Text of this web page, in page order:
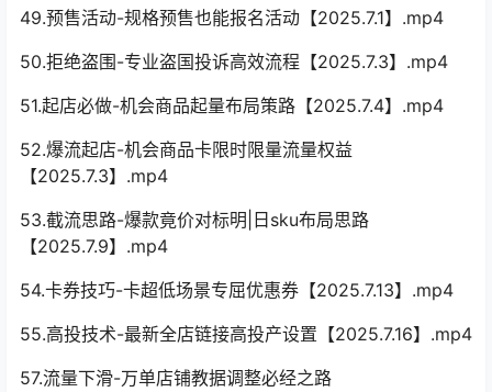
49.预售活动-规格预售也能报名活动【2025.7.1】.mp4
50.拒绝盗围-专业盗国投诉高效流程【2025.7.3】.mp4
51.起店必做-机会商品起量布局策路【2025.7.4】.mp4
52.爆流起店-机会商品卡限时限量流量权益
【2025.7.3】.mp4
53.截流思路-爆款竟价对标明|日sku布局思路
【2025.7.9】.mp4
54.卡券技巧-卡超低场景专屈优惠券【2025.7.13】.mp4
55.高投技术-最新全店链接高投产设置【2025.7.16】.mp4
57.流量下滑-万单店铺教据调整必经之路